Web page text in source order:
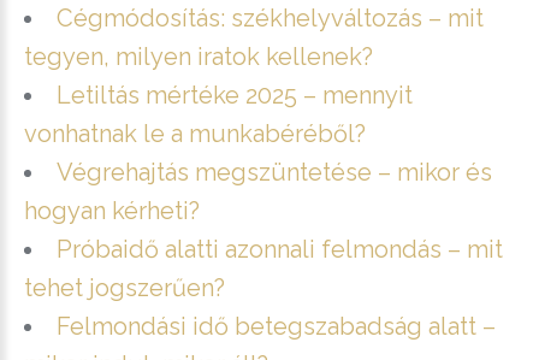
Cégmódosítás: székhelyváltozás – mit
tegyen, milyen iratok kellenek?
Letiltás mértéke 2025 – mennyit
vonhatnak le a munkabéréből?
Végrehajtás megszüntetése – mikor és
hogyan kérheti?
Próbaidő alatti azonnali felmondás – mit
tehet jogszerűen?
Felmondási idő betegszabadság alatt –